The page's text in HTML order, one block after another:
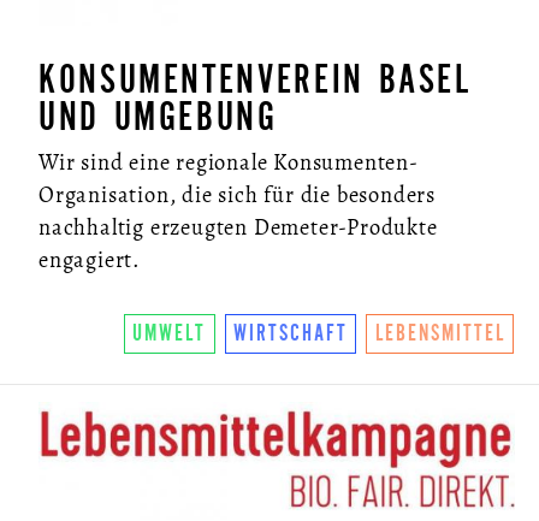
KONSUMENTENVEREIN BASEL
UND UMGEBUNG
Wir sind eine regionale Konsumenten-
Organisation, die sich für die besonders
nachhaltig erzeugten Demeter-Produkte
engagiert.
UMWELT WIRTSCHAFT LEBENSMITTEL